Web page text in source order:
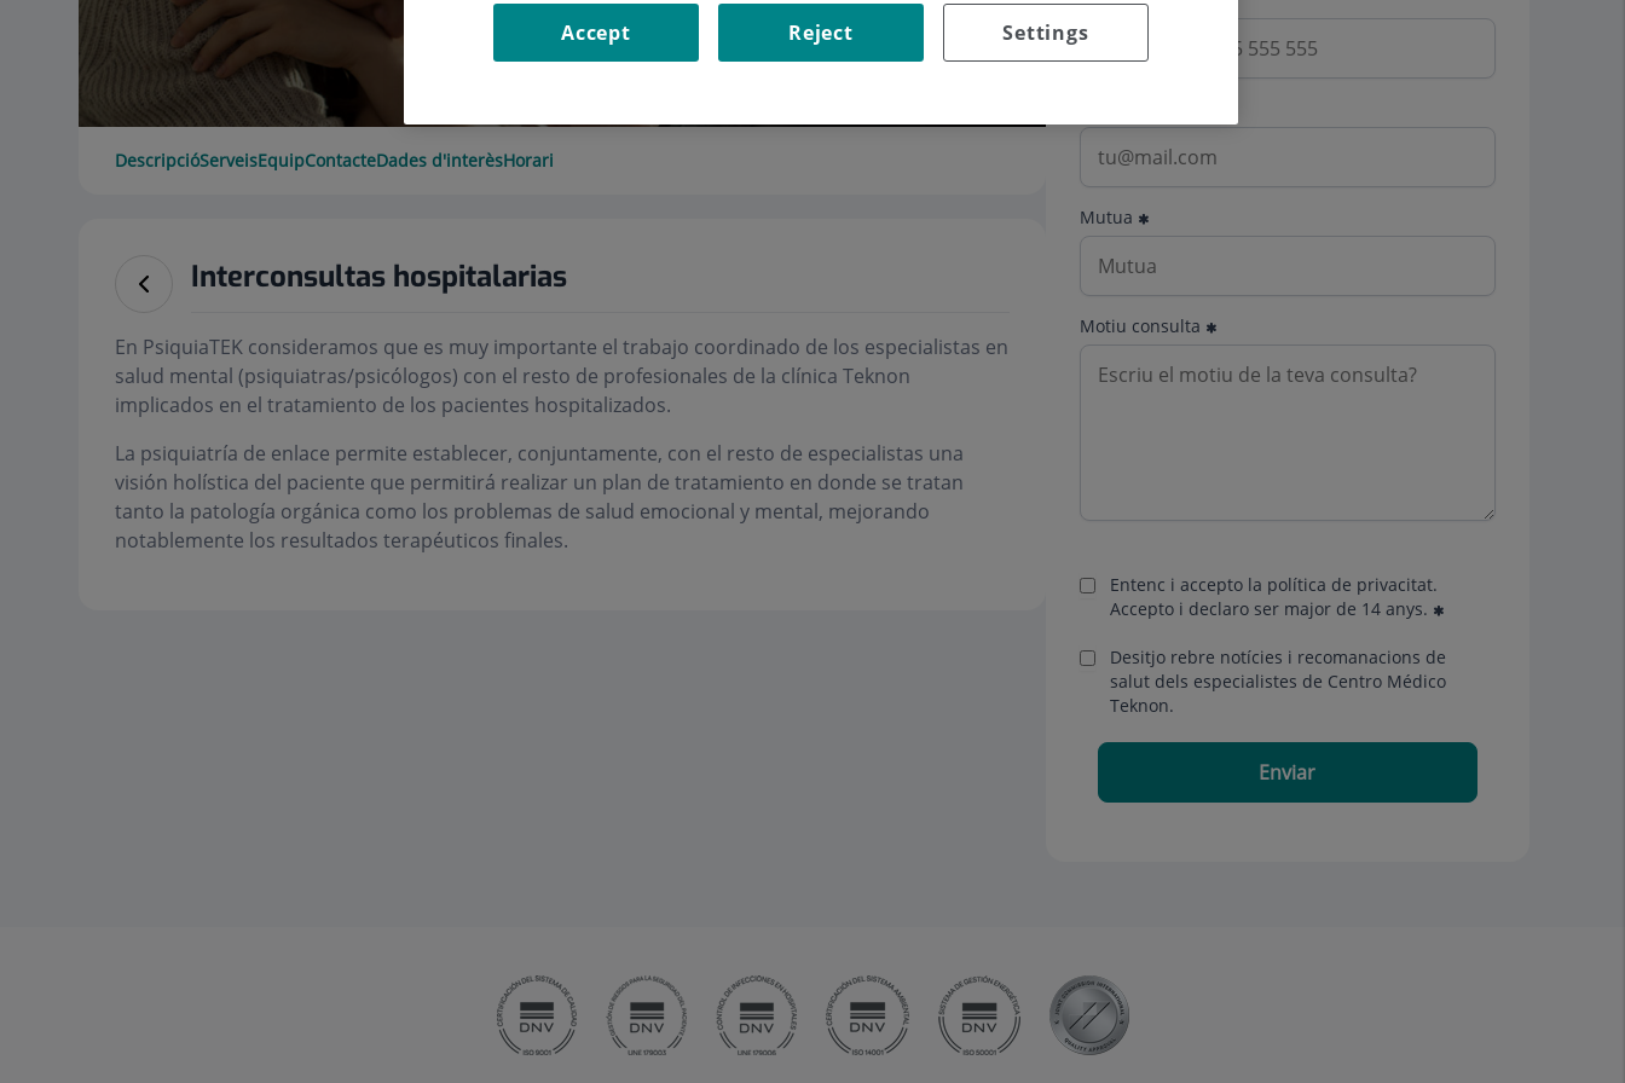
DescripcióServeisEquipContacteDades d'interèsHorari
Interconsultas hospitalarias
En PsiquiaTEK consideramos que es muy importante el trabajo coordinado de los especialistas en
salud mental (psiquiatras/psicólogos) con el resto de profesionales de la clínica Teknon
implicados en el tratamiento de los pacientes hospitalizados.
La psiquiatría de enlace permite establecer, conjuntamente, con el resto de especialistas una
visión holística del paciente que permitirá realizar un plan de tratamiento en donde se tratan
tanto la patología orgánica como los problemas de salud emocional y mental, mejorando
notablemente los resultados terapéuticos finales.
Mutua
Motiu consulta
Entenc i accepto la política de privacitat.
Accepto i declaro ser major de 14 anys.
Desitjo rebre notícies i recomanacions de
salut dels especialistes de Centro Médico
Teknon.
Enviar
Settings
Reject
Accept